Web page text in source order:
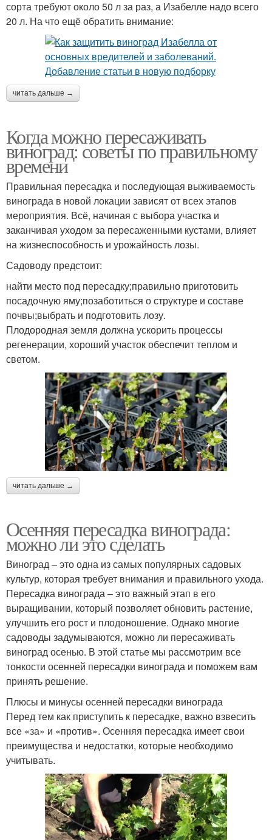
сорта требуют около 50 л за раз, а Изабелле надо всего
20 л. На что ещё обратить внимание:
читать дальше →
Когда можно пересаживать
виноград: советы по правильному
времени
Правильная пересадка и последующая выживаемость
винограда в новой локации зависят от всех этапов
мероприятия. Всё, начиная с выбора участка и
заканчивая уходом за пересаженными кустами, влияет
на жизнеспособность и урожайность лозы.
Садоводу предстоит:
найти место под пересадку;правильно приготовить
посадочную яму;позаботиться о структуре и составе
почвы;выбрать и подготовить лозу.
Плодородная земля должна ускорить процессы
регенерации, хороший участок обеспечит теплом и
светом.
читать дальше →
Осенняя пересадка винограда:
можно ли это сделать
Виноград – это одна из самых популярных садовых
культур, которая требует внимания и правильного ухода.
Пересадка винограда – это важный этап в его
выращивании, который позволяет обновить растение,
улучшить его рост и плодоношение. Однако многие
садоводы задумываются, можно ли пересаживать
виноград осенью. В этой статье мы рассмотрим все
тонкости осенней пересадки винограда и поможем вам
принять решение.
Плюсы и минусы осенней пересадки винограда
Перед тем как приступить к пересадке, важно взвесить
все «за» и «против». Осенняя пересадка имеет свои
преимущества и недостатки, которые необходимо
учитывать.